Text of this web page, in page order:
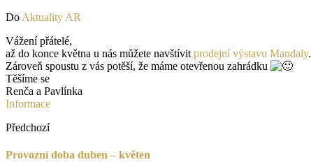
Do Aktuality AR
Vážení přátelé,
až do konce května u nás můžete navštívit prodejní výstavu Mandaly.
Zároveň spoustu z vás potěší, že máme otevřenou zahrádku
Těšíme se
Renča a Pavlínka
Informace
Předchozí
Provozní doba duben – květen